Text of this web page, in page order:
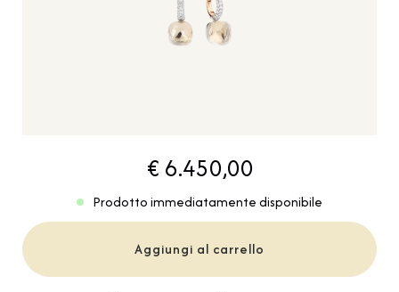
€ 6.450,00
Prodotto immediatamente disponibile
Aggiungi al carrello